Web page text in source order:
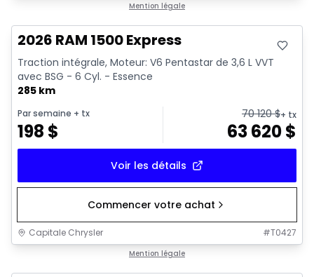
Mention légale
2026 RAM 1500 Express
Traction intégrale, Moteur: V6 Pentastar de 3,6 L VVT
avec BSG - 6 Cyl. - Essence
285 km
Par semaine + tx
198 $
70 120$+ tx
63 620$
Voir les détails
Commencer votre achat
Capitale Chrysler #T0427
Mention légale